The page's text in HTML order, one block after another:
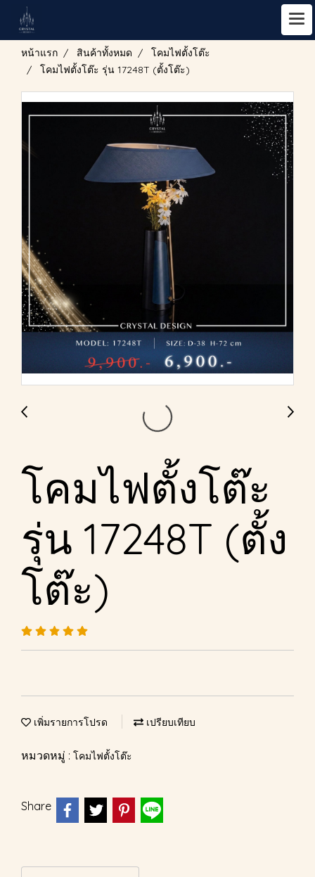
หน้าแรก สินค้าทั้งหมด
โคมไฟตั้งโต๊ะ
โคมไฟตั้งโต๊ะ รุ่น 17248T (ตั้งโต๊ะ)
โคมไฟตั้งโต๊ะ
รุ่น 17248T (ตั้ง
โต๊ะ)
เพิ่มรายการโปรด เปรียบเทียบ
หมวดหมู่ : โคมไฟตั้งโต๊ะ
Share